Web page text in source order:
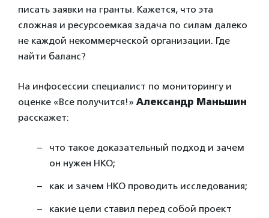
писать заявки на гранты. Кажется, что эта
сложная и ресурсоемкая задача по силам далеко
не каждой некоммерческой организации. Где
найти баланс?
На инфосессии специалист по мониторингу и
оценке «Все получится!» Александр Маньшин
расскажет:
что такое доказательный подход и зачем
он нужен НКО;
как и зачем НКО проводить исследования;
какие цели ставил перед собой проект